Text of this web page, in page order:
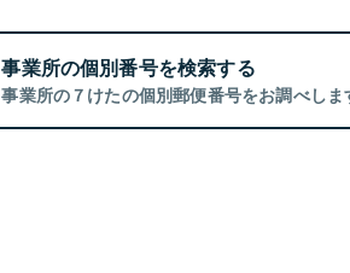
事業所の個別番号を検索する
事業所の７けたの個別郵便番号をお調べしま